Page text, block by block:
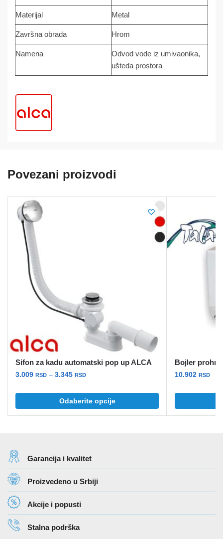
Materijal Metal
Završna obrada Hrom
Namena
Odvod vode iz umivaonika,
ušteda prostora
Povezani proizvodi
Sifon za kadu automatski pop up ALCA
3.009 RSD – 3.345 RSDRaspon
3.009 rsd
do
Odaberite opcije
Ovaj
ima
Opcije
mogu
biti
izabrane
na
stranici
proizvoda.
Bojler
10.902 RSD
Ovaj
ima
Garancija i kvalitet
Proizvedeno u Srbiji
Akcije i popusti
Stalna podrška